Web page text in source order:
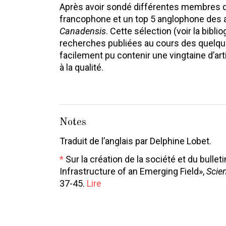
Après avoir sondé différentes membres
francophone et un top 5 anglophone
Canadensis. Cette sélection (voir la
recherches publiées au cours des
facilement pu contenir une vingtaine
à la qualité.
Notes
Traduit de l’anglais par Delphine Lobet.
* Sur la création de la société et du
Infrastructure of an Emerging Field»,
37-45. Lire